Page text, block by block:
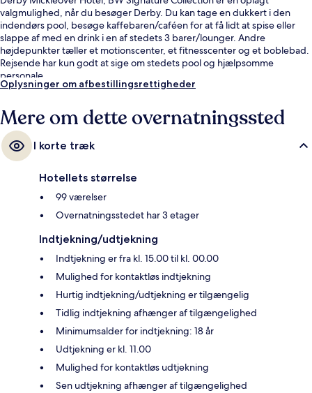
valgmulighed, når du besøger Derby. Du kan tage en dukkert i den
indendørs pool, besøge kaffebaren/caféen for at få lidt at spise eller
slappe af med en drink i en af stedets 3 barer/lounger. Andre
højdepunkter tæller et motionscenter, et fitnesscenter og et boblebad.
Rejsende har kun godt at sige om stedets pool og hjælpsomme
personale.
Oplysninger om afbestillingsrettigheder
Mere om dette overnatningssted
I korte træk
Hotellets størrelse
99 værelser
Overnatningsstedet har 3 etager
Indtjekning/udtjekning
Indtjekning er fra kl. 15.00 til kl. 00.00
Mulighed for kontaktløs indtjekning
Hurtig indtjekning/udtjekning er tilgængelig
Tidlig indtjekning afhænger af tilgængelighed
Minimumsalder for indtjekning: 18 år
Udtjekning er kl. 11.00
Mulighed for kontaktløs udtjekning
Sen udtjekning afhænger af tilgængelighed